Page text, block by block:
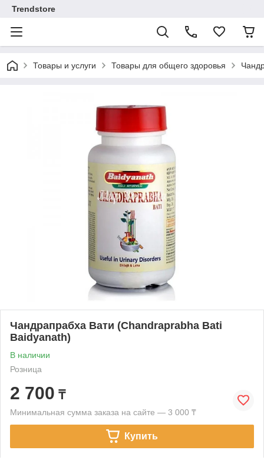
Trendstore
Товары и услуги Товары для общего здоровья
Чандрапрабха Вати (Chandraprabha Bati
Baidyanath)
В наличии
Розница
2 700 ₸
Минимальная сумма заказа на сайте — 3 000 ₸
Купить